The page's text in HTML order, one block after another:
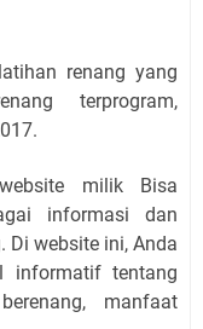
renang yang
terprogram,
milik Bisa
informasi dan
Di website ini, Anda
informatif tentang
manfaat